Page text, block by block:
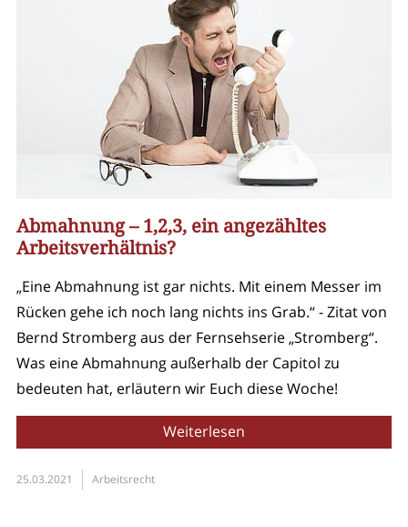
Abmahnung – 1,2,3, ein angezähltes
Arbeitsverhältnis?
„Eine Abmahnung ist gar nichts. Mit einem Messer im
Rücken gehe ich noch lang nichts ins Grab.“ - Zitat von
Bernd Stromberg aus der Fernsehserie „Stromberg“.
Was eine Abmahnung außerhalb der Capitol zu
bedeuten hat, erläutern wir Euch diese Woche!
Weiterlesen
25.03.2021 Arbeitsrecht